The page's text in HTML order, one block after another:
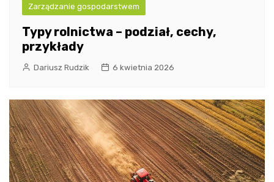
Zarządzanie gospodarstwem
Typy rolnictwa – podział, cechy,
przykłady
Dariusz Rudzik 6 kwietnia 2026